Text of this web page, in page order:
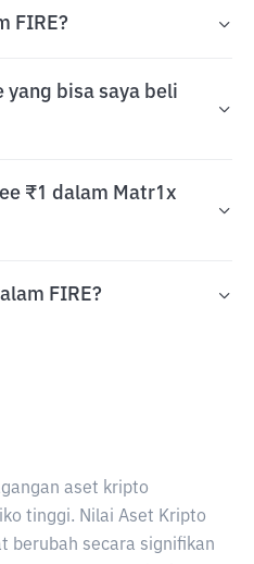
FIRE?
yang bisa saya beli
₹1 dalam Matr1x
FIRE?
aset kripto
tinggi. Nilai Aset Kripto
berubah secara signifikan